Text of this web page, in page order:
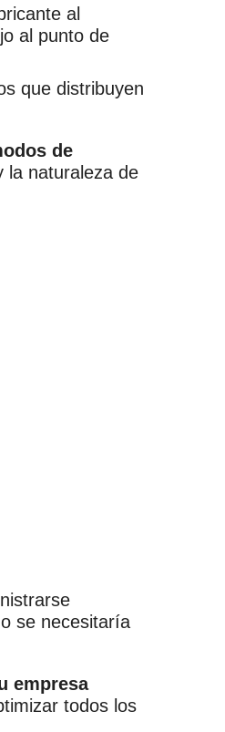
al
al punto de
que distribuyen
de
la naturaleza de
se necesitaría
empresa
todos los